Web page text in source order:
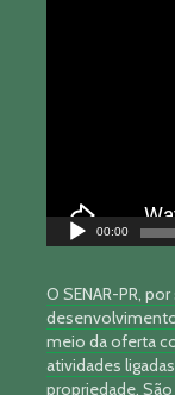
00:00
O SENAR-PR,
meio da oferta
atividades
propriedade.